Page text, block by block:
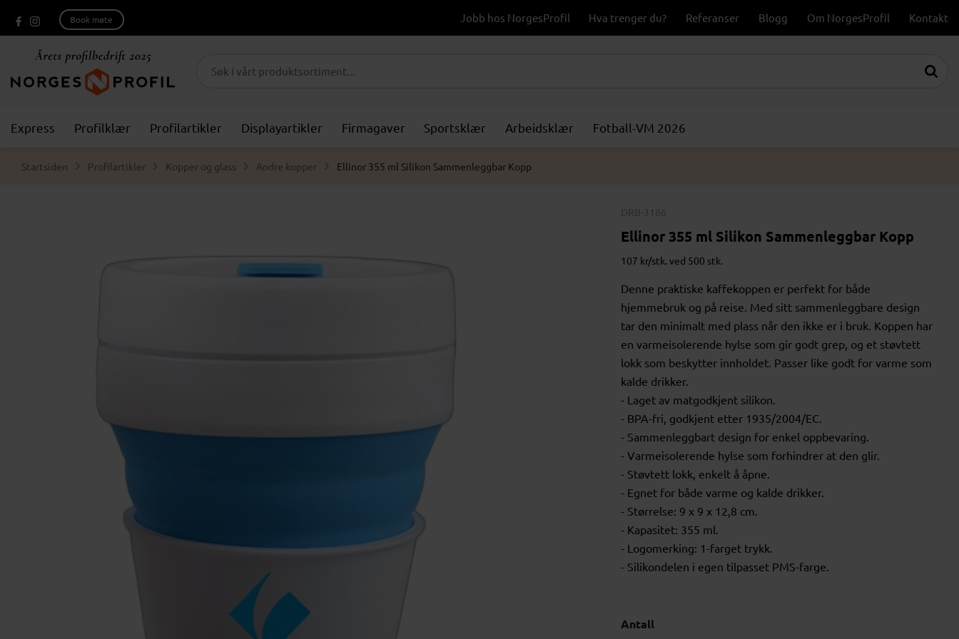
Book møte Jobb hos NorgesProfil Hva trenger du? Referanser Blogg Om NorgesProfil Kontakt
Express Profilklær Profilartikler Displayartikler Firmagaver Sportsklær Arbeidsklær Fotball-VM 2026
Startsiden Profilartikler Kopper og glass Andre kopper Ellinor 355 ml Silikon Sammenleggbar Kopp
DRB-3186
Ellinor 355 ml Silikon Sammenleggbar Kopp
107 kr/stk. ved 500 stk.
Denne praktiske kaffekoppen er perfekt for både
hjemmebruk og på reise. Med sitt sammenleggbare design
tar den minimalt med plass når den ikke er i bruk. Koppen har
en varmeisolerende hylse som gir godt grep, og et støvtett
lokk som beskytter innholdet. Passer like godt for varme som
kalde drikker.
- Laget av matgodkjent silikon.
- BPA-fri, godkjent etter 1935/2004/EC.
- Sammenleggbart design for enkel oppbevaring.
- Varmeisolerende hylse som forhindrer at den glir.
- Støvtett lokk, enkelt å åpne.
- Egnet for både varme og kalde drikker.
- Størrelse: 9 x 9 x 12,8 cm.
- Kapasitet: 355 ml.
- Logomerking: 1-farget trykk.
- Silikondelen i egen tilpasset PMS-farge.
Antall